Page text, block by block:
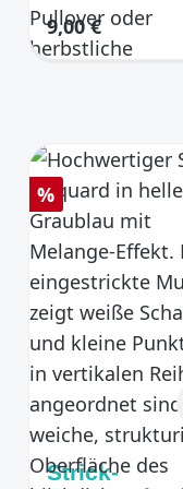
Regulärer Preis:
9,00 €
Rabatt
%
Strick-